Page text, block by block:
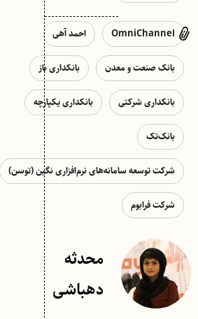
OmniChannel احمد آهی
بانک صنعت و معدن بانکداری باز
بانکداری شرکتی بانکداری یکپارچه
بانک‌تک
شرکت توسعه سامانه‌های نرم‌افزاری نگین (توسن)
شرکت فرابوم
محدثه
دهباشی